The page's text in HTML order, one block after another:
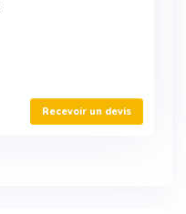
Recevoir un devis